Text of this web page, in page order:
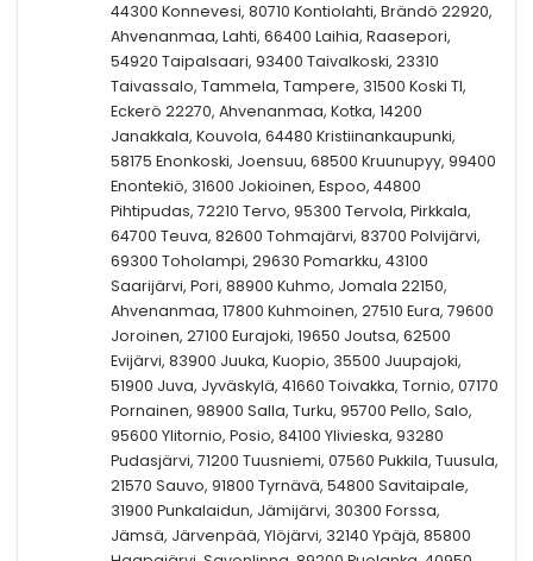
44300 Konnevesi, 80710 Kontiolahti, Brändö 22920,
Ahvenanmaa, Lahti, 66400 Laihia, Raasepori,
54920 Taipalsaari, 93400 Taivalkoski, 23310
Taivassalo, Tammela, Tampere, 31500 Koski Tl,
Eckerö 22270, Ahvenanmaa, Kotka, 14200
Janakkala, Kouvola, 64480 Kristiinankaupunki,
58175 Enonkoski, Joensuu, 68500 Kruunupyy, 99400
Enontekiö, 31600 Jokioinen, Espoo, 44800
Pihtipudas, 72210 Tervo, 95300 Tervola, Pirkkala,
64700 Teuva, 82600 Tohmajärvi, 83700 Polvijärvi,
69300 Toholampi, 29630 Pomarkku, 43100
Saarijärvi, Pori, 88900 Kuhmo, Jomala 22150,
Ahvenanmaa, 17800 Kuhmoinen, 27510 Eura, 79600
Joroinen, 27100 Eurajoki, 19650 Joutsa, 62500
Evijärvi, 83900 Juuka, Kuopio, 35500 Juupajoki,
51900 Juva, Jyväskylä, 41660 Toivakka, Tornio, 07170
Pornainen, 98900 Salla, Turku, 95700 Pello, Salo,
95600 Ylitornio, Posio, 84100 Ylivieska, 93280
Pudasjärvi, 71200 Tuusniemi, 07560 Pukkila, Tuusula,
21570 Sauvo, 91800 Tyrnävä, 54800 Savitaipale,
31900 Punkalaidun, Jämijärvi, 30300 Forssa,
Jämsä, Järvenpää, Ylöjärvi, 32140 Ypäjä, 85800